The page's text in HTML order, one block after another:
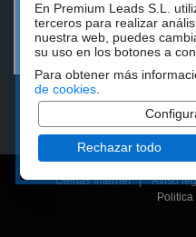
Ofertas Internet| Aviso
En Premium Leads S.L.
terceros para realizar
nuestra web, puedes
su uso en los botones a
Para obtener más
de cookies
Rechazar todo